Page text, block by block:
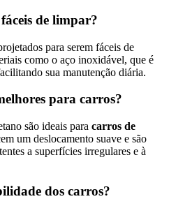
de limpar?
para serem fáceis de
como o aço inoxidável, que é
sua manutenção diária.
para carros?
são ideais para carros de
um deslocamento suave e são
a superfícies irregulares e à
dos carros?